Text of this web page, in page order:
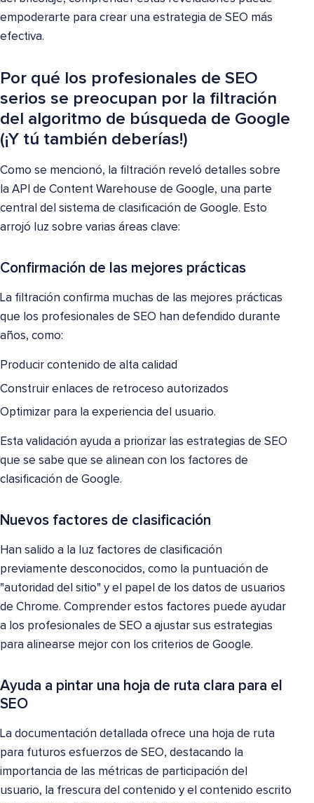
empoderarte para crear una estrategia de SEO más
efectiva.
Por qué los profesionales de SEO
serios se preocupan por la filtración
del algoritmo de búsqueda de Google
(¡Y tú también deberías!)
Como se mencionó, la filtración reveló detalles sobre
la API de Content Warehouse de Google, una parte
central del sistema de clasificación de Google. Esto
arrojó luz sobre varias áreas clave:
Confirmación de las mejores prácticas
La filtración confirma muchas de las mejores prácticas
que los profesionales de SEO han defendido durante
años, como:
Producir contenido de alta calidad
Construir enlaces de retroceso autorizados
Optimizar para la experiencia del usuario.
Esta validación ayuda a priorizar las estrategias de SEO
que se sabe que se alinean con los factores de
clasificación de Google.
Nuevos factores de clasificación
Han salido a la luz factores de clasificación
previamente desconocidos, como la puntuación de
"autoridad del sitio" y el papel de los datos de usuarios
de Chrome. Comprender estos factores puede ayudar
a los profesionales de SEO a ajustar sus estrategias
para alinearse mejor con los criterios de Google.
Ayuda a pintar una hoja de ruta clara para el
SEO
La documentación detallada ofrece una hoja de ruta
para futuros esfuerzos de SEO, destacando la
importancia de las métricas de participación del
usuario, la frescura del contenido y el contenido escrito